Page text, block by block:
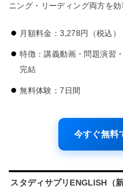
ニング・リーディング両方を効
月額料金：3,278円（税込）
特徴：講義動画・問題演習
完結
無料体験：7日間
今すぐ無料
スタディサプリENGLISH（